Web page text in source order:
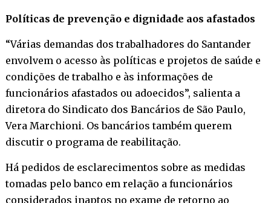
Políticas de prevenção e dignidade aos afastados
“Várias demandas dos trabalhadores do Santander
envolvem o acesso às políticas e projetos de saúde e
condições de trabalho e às informações de
funcionários afastados ou adoecidos”, salienta a
diretora do Sindicato dos Bancários de São Paulo,
Vera Marchioni. Os bancários também querem
discutir o programa de reabilitação.
Há pedidos de esclarecimentos sobre as medidas
tomadas pelo banco em relação a funcionários
considerados inaptos no exame de retorno ao